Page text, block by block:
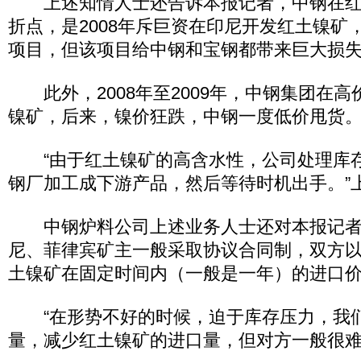
折点，是2008年斥巨资在印尼开发红土镍矿
项目，但该项目给中钢和宝钢都带来巨大损
此外，2008年至2009年，中钢集团在高
镍矿，后来，镍价狂跌，中钢一度低价甩货
“由于红土镍矿的高含水性，公司处理库
钢厂加工成下游产品，然后等待时机出手。”
中钢炉料公司上述业务人士还对本报记
尼、菲律宾矿主一般采取协议合同制，双方
土镍矿在固定时间内（一般是一年）的进口
“在形势不好的时候，迫于库存压力，我
量，减少红土镍矿的进口量，但对方一般很